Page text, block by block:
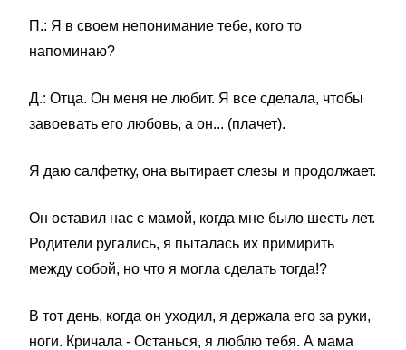
П.: Я в своем непонимание тебе, кого то
напоминаю?
Д.: Отца. Он меня не любит. Я все сделала, чтобы
завоевать его любовь, а он... (плачет).
Я даю салфетку, она вытирает слезы и продолжает.
Он оставил нас с мамой, когда мне было шесть лет.
Родители ругались, я пыталась их примирить
между собой, но что я могла сделать тогда!?
В тот день, когда он уходил, я держала его за руки,
ноги. Кричала - Останься, я люблю тебя. А мама